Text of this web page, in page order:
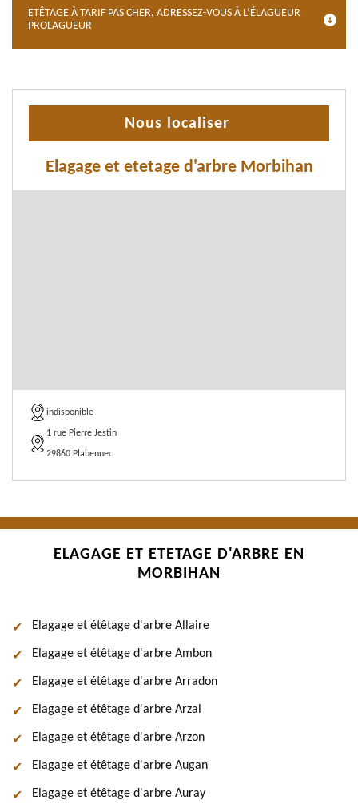
ETÊTAGE À TARIF PAS CHER, ADRESSEZ-VOUS À L’ÉLAGUEUR
PROLAGUEUR
Nous localiser
Elagage et etetage d'arbre Morbihan
indisponible
1 rue Pierre Jestin
29860 Plabennec
ELAGAGE ET ETETAGE D'ARBRE EN
MORBIHAN
Elagage et étêtage d'arbre Allaire
Elagage et étêtage d'arbre Ambon
Elagage et étêtage d'arbre Arradon
Elagage et étêtage d'arbre Arzal
Elagage et étêtage d'arbre Arzon
Elagage et étêtage d'arbre Augan
Elagage et étêtage d'arbre Auray